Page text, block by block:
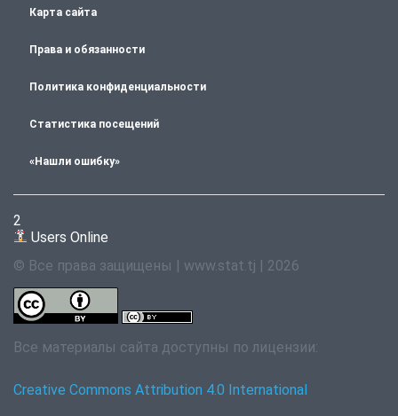
Карта сайта
Права и обязанности
Политика конфиденциальности
Статистика посещений
«Нашли ошибку»
2
Users Online
© Все права защищены | www.stat.tj | 2026
Все материалы сайта доступны по лицензии:
Creative Commons Attribution 4.0 International